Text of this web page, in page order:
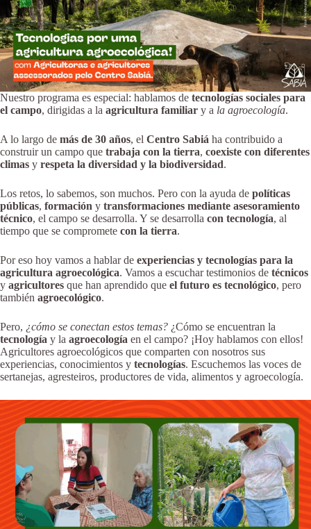
Nuestro programa es especial: hablamos de tecnologías sociales para
el campo, dirigidas a la agricultura familiar y a la agroecología.
A lo largo de más de 30 años, el Centro Sabiá ha contribuido a
construir un campo que trabaja con la tierra, coexiste con diferentes
climas y respeta la diversidad y la biodiversidad.
Los retos, lo sabemos, son muchos. Pero con la ayuda de políticas
públicas, formación y transformaciones mediante asesoramiento
técnico, el campo se desarrolla. Y se desarrolla con tecnología, al
tiempo que se compromete con la tierra.
Por eso hoy vamos a hablar de experiencias y tecnologías para la
agricultura agroecológica. Vamos a escuchar testimonios de técnicos
y agricultores que han aprendido que el futuro es tecnológico, pero
también agroecológico.
Pero, ¿cómo se conectan estos temas? ¿Cómo se encuentran la
tecnología y la agroecología en el campo? ¡Hoy hablamos con ellos!
Agricultores agroecológicos que comparten con nosotros sus
experiencias, conocimientos y tecnologías. Escuchemos las voces de
sertanejas, agresteiros, productores de vida, alimentos y agroecología.